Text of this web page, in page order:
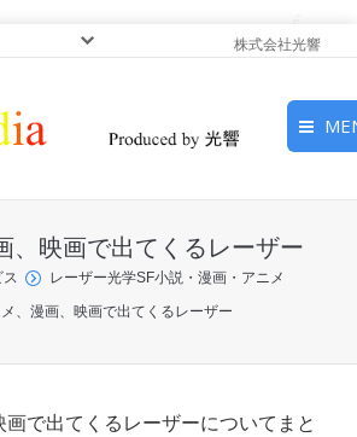
株式会社光響
ピックアップ
光基礎・光源
、映画で出てくるレーザー
ス
レーザー光学SF小説・漫画・アニメ
、漫画、映画で出てくるレーザー
画で出てくるレーザーについてまと